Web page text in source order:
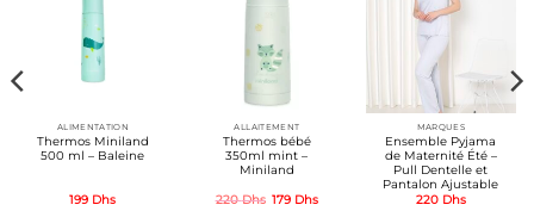
ALIMENTATION
Thermos Miniland
500 ml – Baleine
199 Dhs
ALLAITEMENT
Thermos bébé
350ml mint –
Miniland
220Dhs Le
179 DhsLe
MARQUES
Ensemble Pyjama
de Maternité Été –
Pull Dentelle et
Pantalon Ajustable
220 Dhs